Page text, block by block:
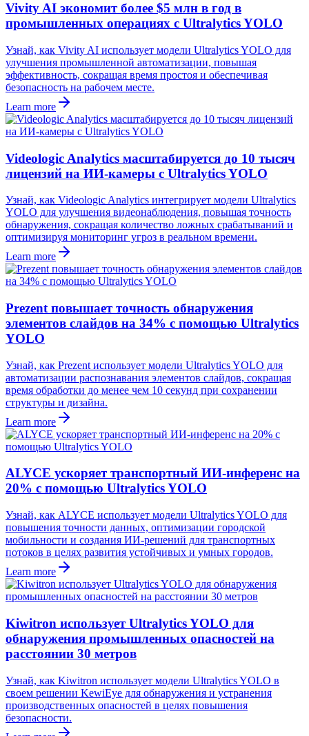
Vivity AI экономит более $5 млн в год в
промышленных операциях с Ultralytics YOLO
Узнай, как Vivity AI использует модели Ultralytics YOLO для
улучшения промышленной автоматизации, повышая
эффективность, сокращая время простоя и обеспечивая
безопасность на рабочем месте.
Learn more
Videologic Analytics масштабируется до 10 тысяч
лицензий на ИИ-камеры с Ultralytics YOLO
Узнай, как Videologic Analytics интегрирует модели Ultralytics
YOLO для улучшения видеонаблюдения, повышая точность
обнаружения, сокращая количество ложных срабатываний и
оптимизируя мониторинг угроз в реальном времени.
Learn more
Prezent повышает точность обнаружения
элементов слайдов на 34% с помощью Ultralytics
YOLO
Узнай, как Prezent использует модели Ultralytics YOLO для
автоматизации распознавания элементов слайдов, сокращая
время обработки до менее чем 10 секунд при сохранении
структуры и дизайна.
Learn more
ALYCE ускоряет транспортный ИИ-инференс на
20% с помощью Ultralytics YOLO
Узнай, как ALYCE использует модели Ultralytics YOLO для
повышения точности данных, оптимизации городской
мобильности и создания ИИ-решений для транспортных
потоков в целях развития устойчивых и умных городов.
Learn more
Kiwitron использует Ultralytics YOLO для
обнаружения промышленных опасностей на
расстоянии 30 метров
Узнай, как Kiwitron использует модели Ultralytics YOLO в
своем решении KewiEye для обнаружения и устранения
производственных опасностей в целях повышения
безопасности.